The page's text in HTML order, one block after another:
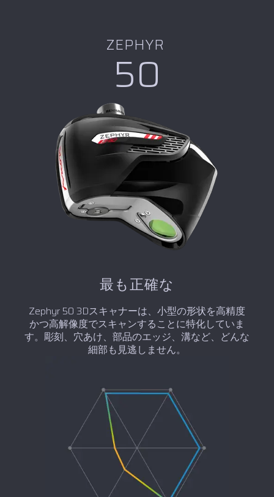
ZEPHYR
50
最も正確な
Zephyr 50 3Dスキャナーは、小型の形状を高精度
かつ高解像度でスキャンすることに特化していま
す。彫刻、穴あけ、部品のエッジ、溝など、どんな
細部も見逃しません。